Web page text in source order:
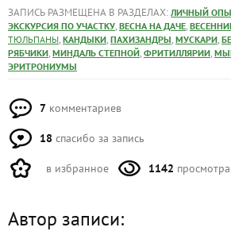
18спасибо за запись
в избранное 1142просмотра
Автор записи:
Bonita
Новосибирск